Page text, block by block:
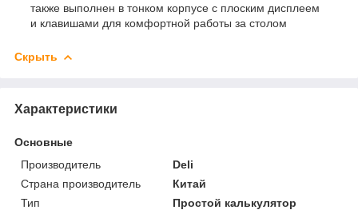
также выполнен в тонком корпусе с плоским дисплеем
и клавишами для комфортной работы за столом
Скрыть
Характеристики
Основные
Производитель
Deli
Страна производитель
Китай
Тип
Простой калькулятор